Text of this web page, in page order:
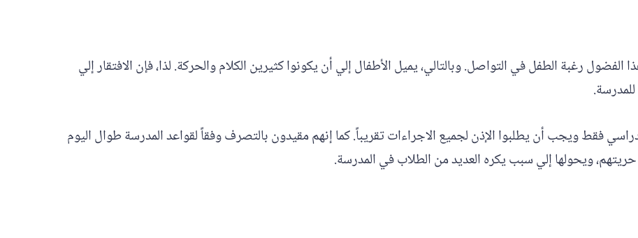
رغبة الطفل في التواصل. وبالتالي، يميل الأطفال إلي أن يكونوا كثيرين الكلام والحركة. لذا، فإن الافتقار إلي
فقط ويجب أن يطلبوا الإذن لجميع الاجراءات تقريباً. كما إنهم مقيدون بالتصرف وفقاً لقواعد المدرسة طوال اليوم
ويحولها إلي سبب يكره العديد من الطلاب في المدرسة.